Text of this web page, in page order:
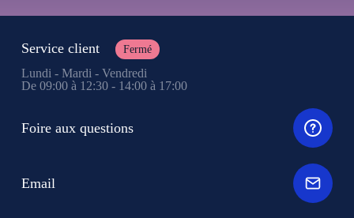
Service client Fermé
Lundi - Mardi - Vendredi
De 09:00 à 12:30 - 14:00 à 17:00
Foire aux questions
Email